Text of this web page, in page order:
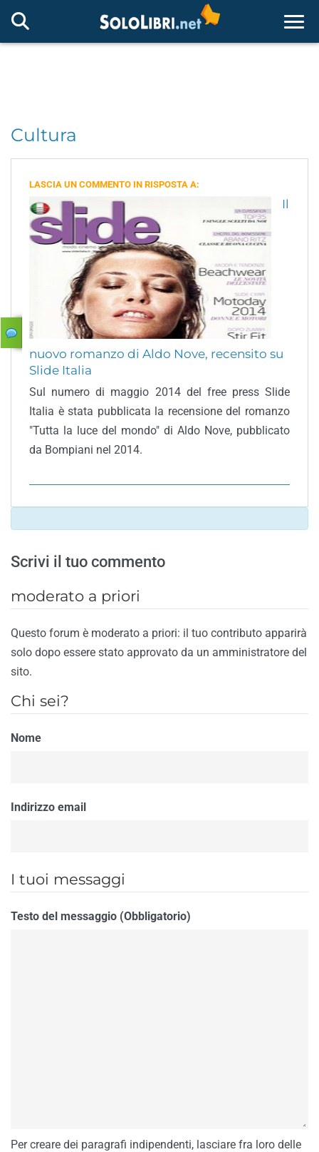
Cultura
LASCIA UN COMMENTO IN RISPOSTA A:
Il
nuovo romanzo di Aldo Nove, recensito su
Slide Italia
Sul numero di maggio 2014 del free press Slide
Italia è stata pubblicata la recensione del romanzo
"Tutta la luce del mondo" di Aldo Nove, pubblicato
da Bompiani nel 2014.
Scrivi il tuo commento
moderato a priori
Questo forum è moderato a priori: il tuo contributo apparirà
solo dopo essere stato approvato da un amministratore del
sito.
Chi sei?
Nome
Indirizzo email
I tuoi messaggi
Testo del messaggio (Obbligatorio)
Per creare dei paragrafi indipendenti, lasciare fra loro delle